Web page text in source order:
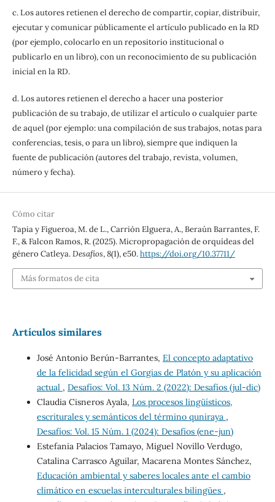
c. Los autores retienen el derecho de compartir, copiar, distribuir,
ejecutar y comunicar públicamente el artículo publicado en la RD
(por ejemplo, colocarlo en un repositorio institucional o
publicarlo en un libro), con un reconocimiento de su publicación
inicial en la RD.
d. Los autores retienen el derecho a hacer una posterior
publicación de su trabajo, de utilizar el artículo o cualquier parte
de aquel (por ejemplo: una compilación de sus trabajos, notas para
conferencias, tesis, o para un libro), siempre que indiquen la
fuente de publicación (autores del trabajo, revista, volumen,
número y fecha).
Cómo citar
Tapia y Figueroa, M. de L., Carrión Elguera, A., Beraún Barrantes, F.
F., & Falcon Ramos, R. (2025). Micropropagación de orquídeas del
género Catleya.Desafíos,8(1), e50.https://doi.org/10.37711/
Más formatos de cita
Artículos similares
José Antonio Berún-Barrantes, El concepto adaptativo
de la felicidad según el Gorgias de Platón y su aplicación
actual , Desafíos: Vol. 13 Núm. 2 (2022): Desafíos (jul-dic)
Claudia Cisneros Ayala, Los procesos lingüísticos,
escriturales y semánticos del término quniraya ,
Desafíos: Vol. 15 Núm. 1 (2024): Desafíos (ene-jun)
Estefania Palacios Tamayo, Miguel Novillo Verdugo,
Catalina Carrasco Aguilar, Macarena Montes Sánchez,
Educación ambiental y saberes locales ante el cambio
climático en escuelas interculturales bilingües ,